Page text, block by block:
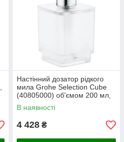
Настінний дозатор рідкого
мила Grohe Selection Cube
(40805000) об'ємом 200 мл,
хромований металевий
В наявності
4 428 ₴